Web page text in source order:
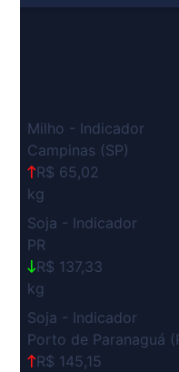
Milho - Indicador
Campinas (SP)
R$ 65,02
kg
Soja - Indicador
PR
R$ 137,33
kg
Soja - Indicador
Porto de Paranaguá
R$ 145,15